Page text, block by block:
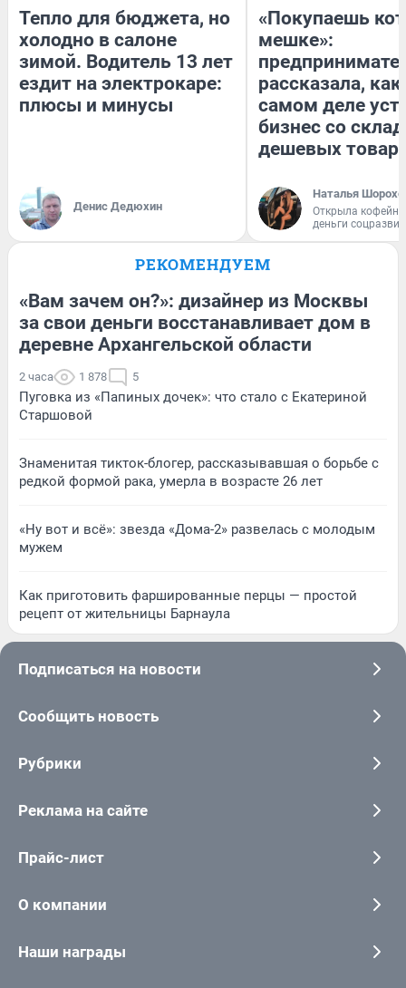
Тепло для бюджета, но
холодно в салоне
зимой. Водитель 13 лет
ездит на электрокаре:
плюсы и минусы
Денис Дедюхин
«Покупаешь
мешке»:
рассказала, как
самом деле
бизнес со
дешевых
Наталья
Открыла
деньги
РЕКОМЕНДУЕМ
«Вам зачем он?»: дизайнер из Москвы
за свои деньги восстанавливает дом в
деревне Архангельской области
2 часа 1 878 5
Пуговка из «Папиных дочек»: что стало с Екатериной
Старшовой
Знаменитая тикток-блогер, рассказывавшая о борьбе с
редкой формой рака, умерла в возрасте 26 лет
«Ну вот и всё»: звезда «Дома-2» развелась с молодым
мужем
Как приготовить фаршированные перцы — простой
рецепт от жительницы Барнаула
Подписаться на новости
Сообщить новость
Рубрики
Реклама на сайте
Прайс-лист
О компании
Наши награды